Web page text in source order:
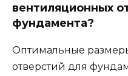
вентиляционных
фундамента?
Оптимальные
отверстий для